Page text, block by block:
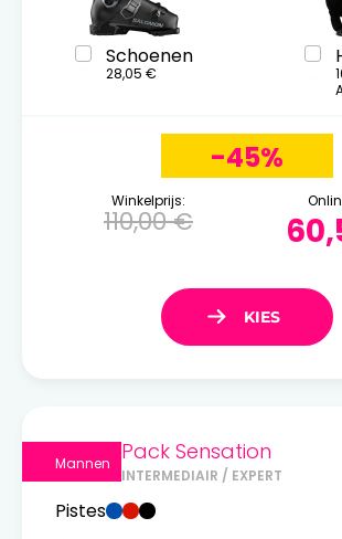
Schoenen
28,05 €
-45%
Winkelprijs:
110,00 €
Mannen Pack Sensation
INTERMEDIAIR / EXPERT
Pistes